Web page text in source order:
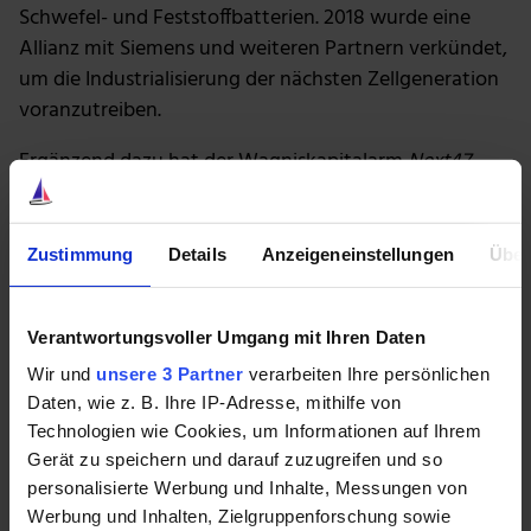
Zustimmung Details Anzeigeneinstellungen
Verantwortungsvoller Umgang mit Ihren Daten
Wir und unsere 3 Partner verarbeiten Ihre persönlichen
Daten, wie z. B. Ihre IP-Adresse, mithilfe von
Technologien wie Cookies, um Informationen auf Ihrem
Gerät zu speichern und darauf zuzugreifen und so
personalisierte Werbung und Inhalte, Messungen von
Werbung und Inhalten, Zielgruppenforschung sowie
Schwefel- und Feststoffbatterien. 2018 wurde eine
Allianz mit Siemens und weiteren Partnern verkündet,
um die Industrialisierung der nächsten Zellgeneration
voranzutreiben.
Ergänzend dazu hat der WagniskapitalarmNext47
kürzlich in
Verfügbarkeit fortschrittlicher Batteriematerialien zu
beschleunigen.
sich auf die nächste Zellgeneration. Siemens ist
allerdings bereits heute ein großer Abnehmer der
aktuellen Zellgeneration, die zu innovativen
Speichersystemen kombiniert werden. So ist zum
Beispiel die vor einigen Wochen präsentierteJunelight
Smart Batteryein Solar-Speichersystem für
Privatanwender, das mit vernetzten Features punkten